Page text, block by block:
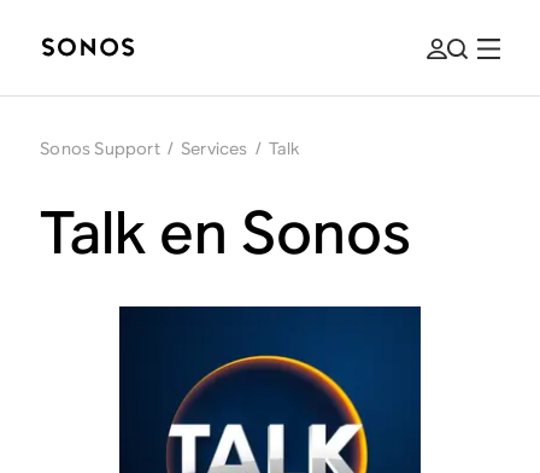
Sonos Support / Services / Talk
Talk en Sonos